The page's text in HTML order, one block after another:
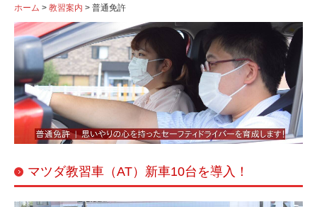
取得期間情報
空き時間情報
教習案内
普通免許
スピードコース
大型特殊免許
ホーム 教習案内 普通免許
マツダ教習車（AT）新車10台を導入！